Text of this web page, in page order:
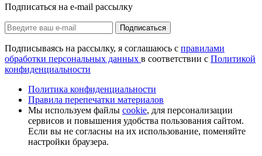
Подписаться на e-mail рассылку
Подписаться
Подписываясь на рассылку, я соглашаюсь с правилами
обработки персональных данных в соответствии с Политикой
конфиденциальности
Политика конфиденциальности
Правила перепечатки материалов
Мы используем файлы cookie, для персонализации
сервисов и повышения удобства пользования сайтом.
Если вы не согласны на их использование, поменяйте
настройки браузера.